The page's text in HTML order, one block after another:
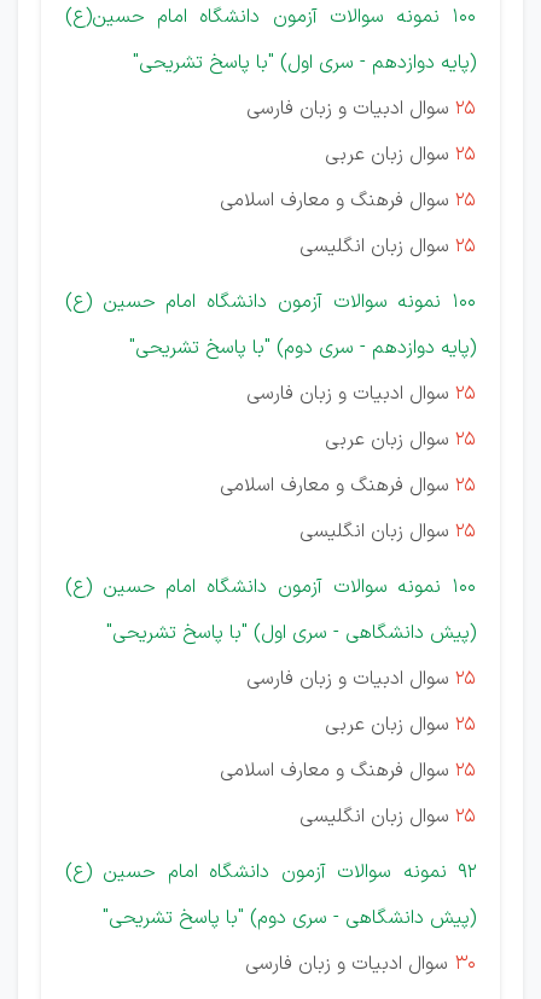
100 نمونه سوالات آزمون دانشگاه امام حسین(ع)
(پایه دوازدهم - سری اول) "با پاسخ تشریحی"
25 سوال ادبیات و زبان فارسی
25 سوال زبان عربی
25 سوال فرهنگ و معارف اسلامی
25 سوال زبان انگلیسی
100 نمونه سوالات آزمون دانشگاه امام حسین (ع)
(پایه دوازدهم - سری دوم) "با پاسخ تشریحی"
25 سوال ادبیات و زبان فارسی
25 سوال زبان عربی
25 سوال فرهنگ و معارف اسلامی
25 سوال زبان انگلیسی
100 نمونه سوالات آزمون دانشگاه امام حسین (ع)
(پیش دانشگاهی - سری اول) "با پاسخ تشریحی"
25 سوال ادبیات و زبان فارسی
25 سوال زبان عربی
25 سوال فرهنگ و معارف اسلامی
25 سوال زبان انگلیسی
92 نمونه سوالات آزمون دانشگاه امام حسین (ع)
(پیش دانشگاهی - سری دوم) "با پاسخ تشریحی"
30 سوال ادبیات و زبان فارسی